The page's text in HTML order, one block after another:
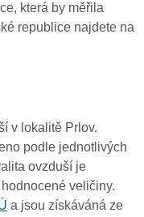
která by měřila
republice najdete na
v lokalitě Prlov.
podle jednotlivých
ovzduší je
veličiny.
a jsou získáváná ze